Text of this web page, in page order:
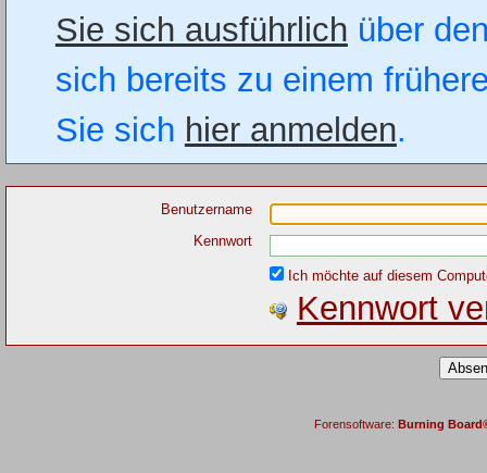
Sie sich ausführlich über
sich bereits zu einem
Sie sich hier anmelden.
Benutzername
Kennwort
Ich möchte auf diesem
Kennwort
Forensoftware: Burning